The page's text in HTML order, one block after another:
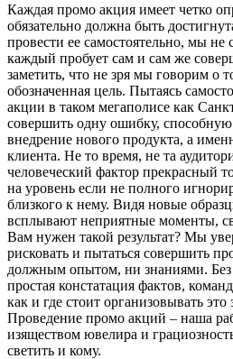
Каждая промо акция имеет четко
обязательно должна быть
провести ее самостоятельно, мы не
каждый пробует сам и сам же
заметить, что не зря мы говорим о
обозначенная цель. Пытаясь
акции в таком мегаполисе как
совершить одну ошибку, способную
внедрение нового продукта, а
клиента. Не то время, не та
человеческий фактор прекрасный
на уровень если не полного
близкого к нему. Видя новые
всплывают неприятные моменты,
Вам нужен такой результат? Мы
рисковать и пытаться совершить
должным опытом, ни знаниями.
простая констатация фактов,
как и где стоит организовывать
Проведение промо акций – наша
изяществом ювелира и
светить и кому.